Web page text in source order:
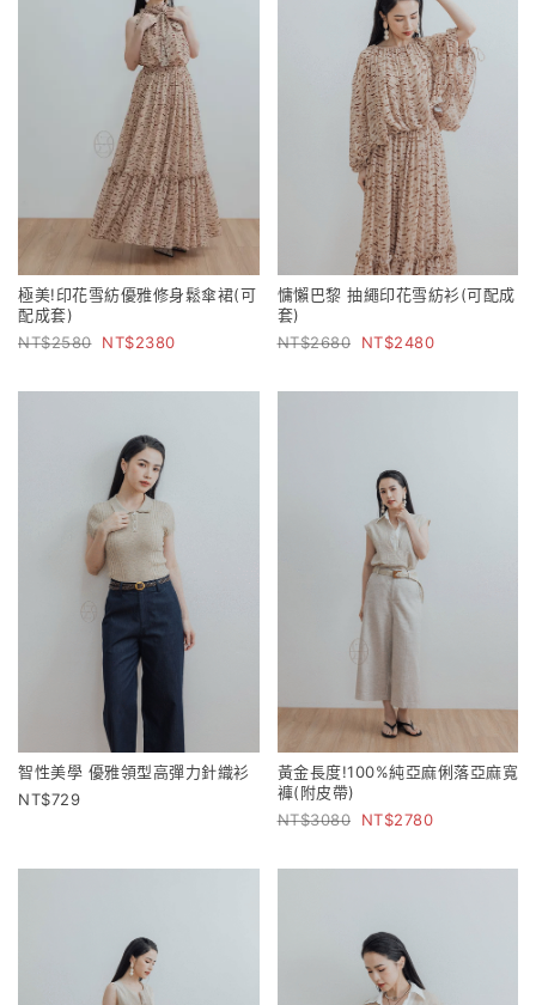
極美!印花雪紡優雅修身鬆傘裙(可
配成套)
2580
2380
慵懶巴黎 抽繩印花雪紡衫(可配成
套)
2680
2480
智性美學 優雅領型高彈力針織衫
729
黃金長度!100%純亞麻俐落亞麻寬
褲(附皮帶)
3080
2780